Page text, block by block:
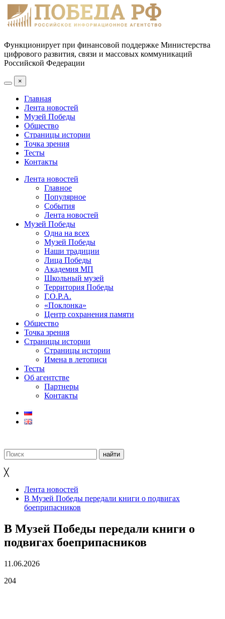
Функционирует при финансовой поддержке Министерства
цифрового развития, связи и массовых коммуникаций
Российской Федерации
×
Главная
Лента новостей
Музей Победы
Общество
Страницы истории
Точка зрения
Тесты
Контакты
Лента новостей
Главное
Популярное
События
Лента новостей
Музей Победы
Одна на всех
Музей Победы
Наши традиции
Лица Победы
Академия МП
Школьный музей
Территория Победы
Г.О.Р.А.
«Поклонка»
Центр сохранения памяти
Общество
Точка зрения
Страницы истории
Страницы истории
Имена в летописи
Тесты
Об агентстве
Партнеры
Контакты
╳
Лента новостей
В Музей Победы передали книги о подвигах
боеприпасников
В Музей Победы передали книги о
подвигах боеприпасников
11.06.2026
204